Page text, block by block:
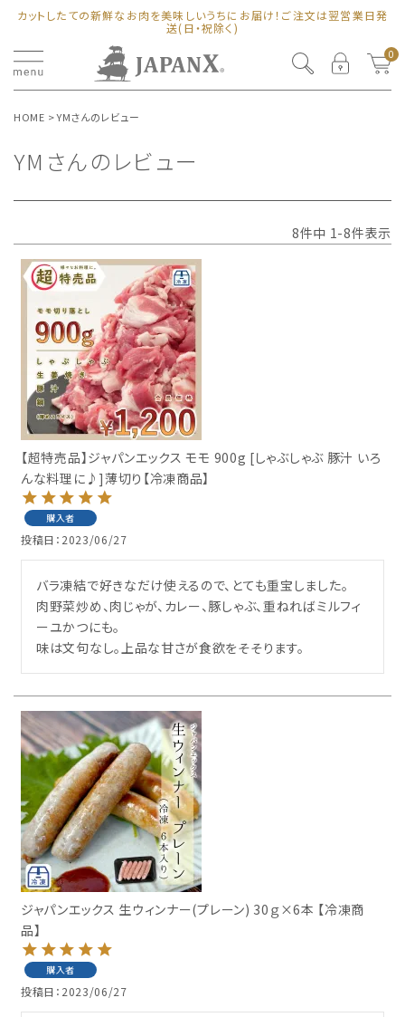
カットしたての新鮮なお肉を美味しいうちにお届け！ご注文は翌営業日発
送(日・祝除く)
0
HOME YMさんのレビュー
YMさんのレビュー
8件中 1 -8件表示
【超特売品】ジャパンエックス モモ 900g [しゃぶしゃぶ 豚汁 いろ
んな料理に♪]薄切り【冷凍商品】
購入者
投稿日 2023/06/27
バラ凍結で好きなだけ使えるので、とても重宝しました。
肉野菜炒め、肉じゃが、カレー、豚しゃぶ、重ねればミルフィ
ーユかつにも。
味は文句なし。上品な甘さが食欲をそそります。
ジャパンエックス 生ウィンナー(プレーン) 30ｇ×6本 【冷凍商
品】
購入者
投稿日 2023/06/27